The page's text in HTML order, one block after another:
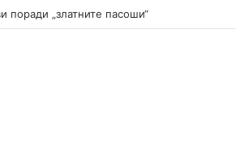
убиството на Тупак Шакур